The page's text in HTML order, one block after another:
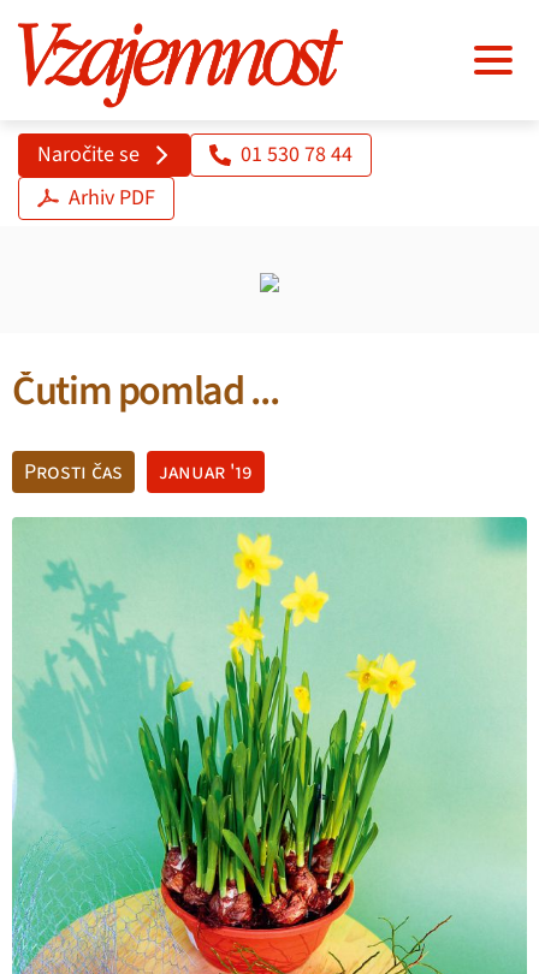
Naročite se
01 530 78 44
Arhiv PDF
Čutim pomlad ...
Prosti čas januar '19